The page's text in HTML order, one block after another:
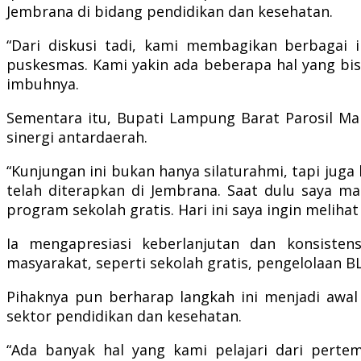
Jembrana di bidang pendidikan dan kesehatan.
“Dari diskusi tadi, kami membagikan
puskesmas. Kami yakin ada beberapa hal yang
imbuhnya.
Sementara itu, Bupati Lampung Barat Parosil
sinergi antardaerah.
“Kunjungan ini bukan hanya silaturahmi, tapi
telah diterapkan di Jembrana. Saat dulu saya
program sekolah gratis. Hari ini saya ingin
Ia mengapresiasi keberlanjutan dan
masyarakat, seperti sekolah gratis, pengelolaan
Pihaknya pun berharap langkah ini menjadi
sektor pendidikan dan kesehatan.
“Ada banyak hal yang kami pelajari dari